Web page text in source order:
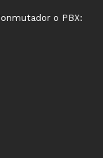
o PBX: